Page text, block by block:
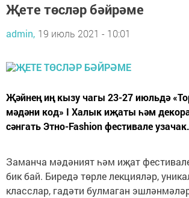
Җете төсләр бәйрәме
admin, 19 июль 2021 - 10:01
Җәйнең иң кызу чагы 23-27 июльдә
мәдәни код» I Халык иҗаты һәм
сәнгать Этно-Fashion фестивале узачак.
Заманча мәдәният һәм иҗат
бик бай. Биредә төрле лекцияләр,
класслар, гадәти булмаган